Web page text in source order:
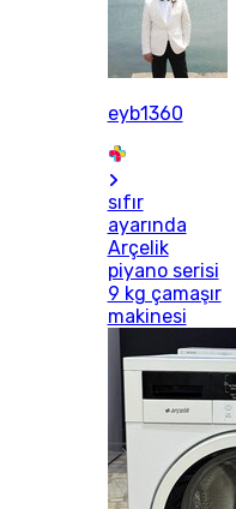
eyb1360
sıfır
ayarında
Arçelik
piyano serisi
9 kg çamaşır
makinesi